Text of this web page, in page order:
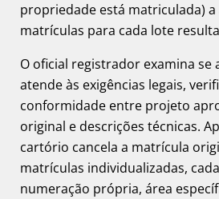
propriedade está matriculada)
matrículas para cada lote
O oficial registrador examina se
atende às exigências legais,
conformidade entre projeto
original e descrições técnicas.
cartório cancela a matrícula
matrículas individualizadas,
numeração própria, área